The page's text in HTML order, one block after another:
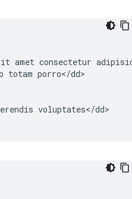
amet consectetur
totam porro</dd>
voluptates</dd>